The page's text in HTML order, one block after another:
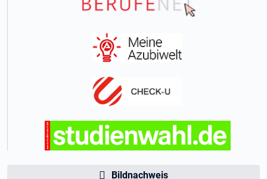
Bildnachweis